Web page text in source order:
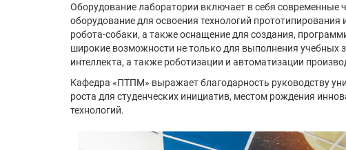
Оборудование лаборатории включает в себя
оборудование для освоения технологий
робота-собаки, а также оснащение для создания,
широкие возможности не только для выполнения учебных
интеллекта, а также роботизации и автоматизации
Кафедра «ПТПМ» выражает благодарность руководству
роста для студенческих инициатив, местом рождения
технологий.